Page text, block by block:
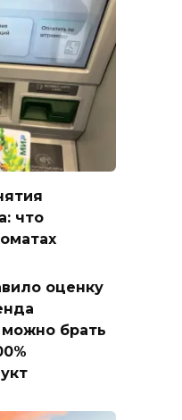
что
оценку
брать